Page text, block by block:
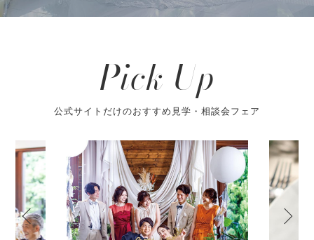
Pick Up
公式サイトだけのおすすめ見学・相談会フェア